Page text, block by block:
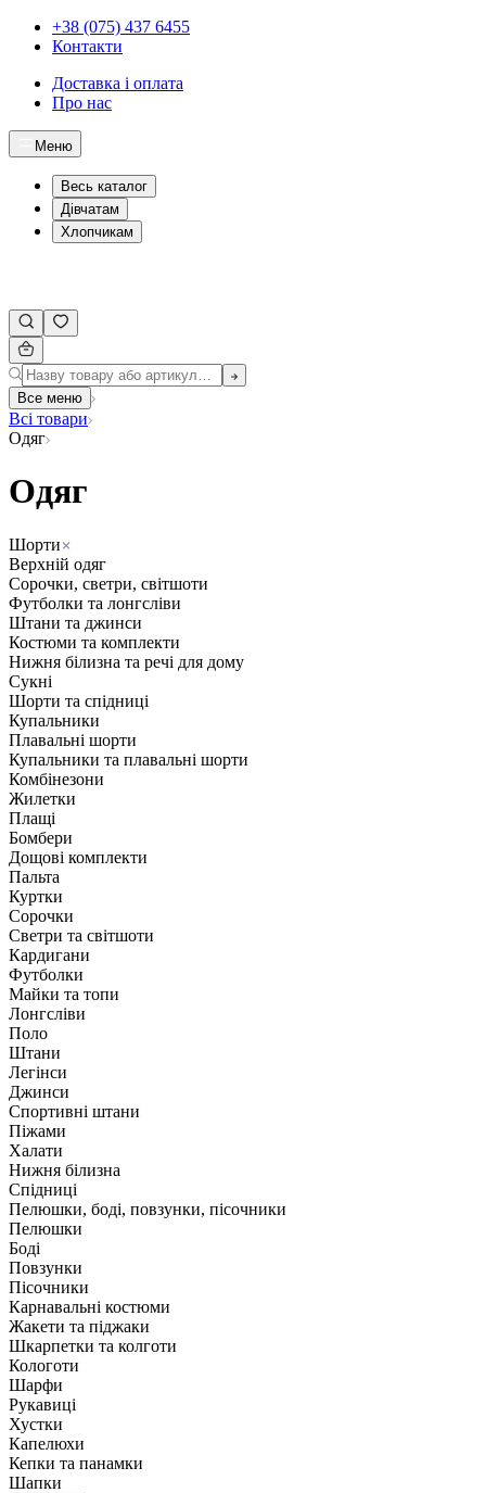
+38 (075) 437 6455
Контакти
Доставка і оплата
Про нас
Меню
Весь каталог
Дівчатам
Хлопчикам
Все меню
Всі товари
Одяг
Одяг
Шорти
Верхній одяг
Сорочки, светри, світшоти
Футболки та лонгсліви
Штани та джинси
Костюми та комплекти
Нижня білизна та речі для дому
Сукні
Шорти та спідниці
Купальники
Плавальні шорти
Купальники та плавальні шорти
Комбінезони
Жилетки
Плащі
Бомбери
Дощові комплекти
Пальта
Куртки
Сорочки
Светри та світшоти
Кардигани
Футболки
Майки та топи
Лонгсліви
Поло
Штани
Легінси
Джинси
Спортивні штани
Піжами
Халати
Нижня білизна
Спідниці
Пелюшки, боді, повзунки, пісочники
Пелюшки
Боді
Повзунки
Пісочники
Карнавальні костюми
Жакети та піджаки
Шкарпетки та колготи
Кологоти
Шарфи
Рукавиці
Хустки
Капелюхи
Кепки та панамки
Шапки